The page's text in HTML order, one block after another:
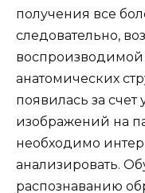
получения все
следовательно,
воспроизводимой
анатомических
появилась за
изображений на
необходимо
анализировать.
распознаванию